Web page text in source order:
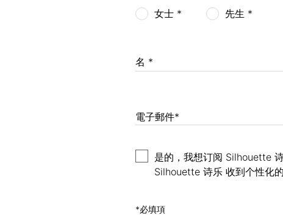
女士 * 先生 *
名 *
電子郵件*
是的，我想订阅 Silhouette
Silhouette 诗乐 收到个性化
*必填項